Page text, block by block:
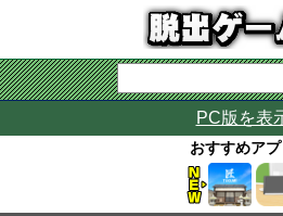
PC版を表
おすすめアプ